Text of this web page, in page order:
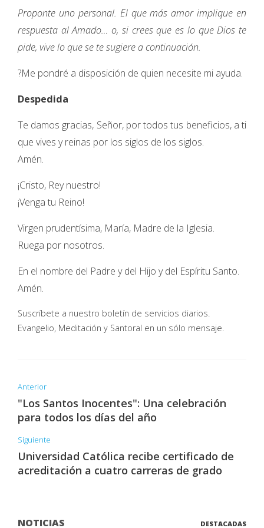
Proponte uno personal. El que más amor implique en
respuesta al Amado… o, si crees que es lo que Dios te
pide, vive lo que se te sugiere a continuación.
?Me pondré a disposición de quien necesite mi ayuda.
Despedida
Te damos gracias, Señor, por todos tus beneficios, a ti
que vives y reinas por los siglos de los siglos.
Amén.
¡Cristo, Rey nuestro!
¡Venga tu Reino!
Virgen prudentísima, María, Madre de la Iglesia.
Ruega por nosotros.
En el nombre del Padre y del Hijo y del Espíritu Santo.
Amén.
Suscríbete a nuestro boletín de servicios diarios.
Evangelio, Meditación y Santoral en un sólo mensaje.
Anterior
"Los Santos Inocentes": Una celebración
para todos los días del año
Siguiente
Universidad Católica recibe certificado de
acreditación a cuatro carreras de grado
NOTICIAS DESTACADAS